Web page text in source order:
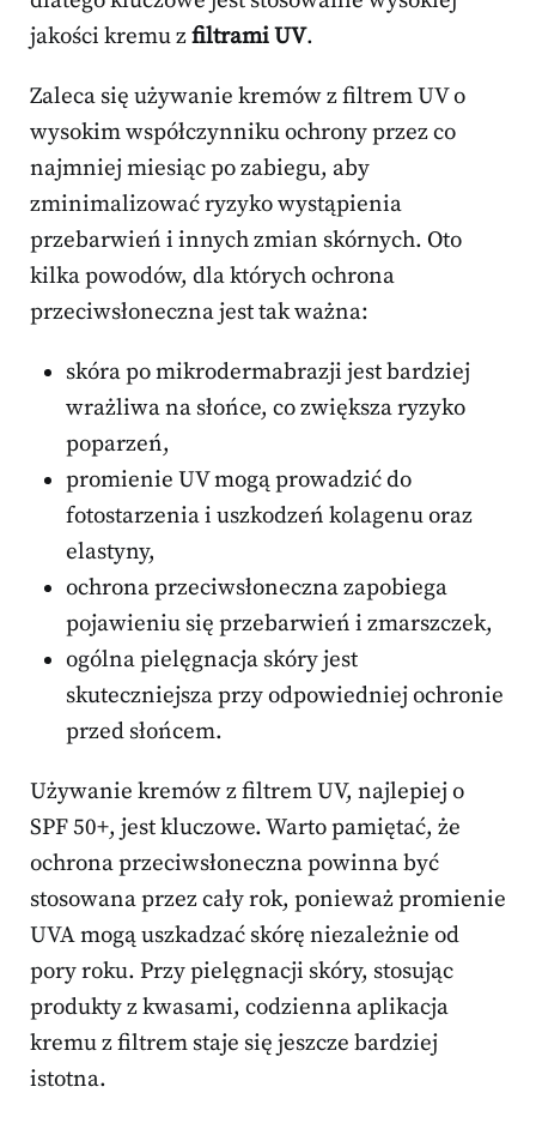
jakości kremu zfiltrami UV.
Zaleca się używanie kremów z filtrem UV o
wysokim współczynniku ochrony przez co
najmniej miesiąc po zabiegu, aby
zminimalizować ryzyko wystąpienia
przebarwień i innych zmian skórnych. Oto
kilka powodów, dla których ochrona
przeciwsłoneczna jest tak ważna:
skóra po mikrodermabrazji jest bardziej
wrażliwa na słońce, co zwiększa ryzyko
poparzeń,
promienie UV mogą prowadzić do
fotostarzenia i uszkodzeń kolagenu oraz
elastyny,
ochrona przeciwsłoneczna zapobiega
pojawieniu się przebarwień i zmarszczek,
ogólna pielęgnacja skóry jest
skuteczniejsza przy odpowiedniej ochronie
przed słońcem.
Używanie kremów z filtrem UV, najlepiej o
SPF 50+, jest kluczowe. Warto pamiętać, że
ochrona przeciwsłoneczna powinna być
stosowana przez cały rok, ponieważ promienie
UVA mogą uszkadzać skórę niezależnie od
pory roku. Przy pielęgnacji skóry, stosując
produkty z kwasami, codzienna aplikacja
kremu z filtrem staje się jeszcze bardziej
istotna.